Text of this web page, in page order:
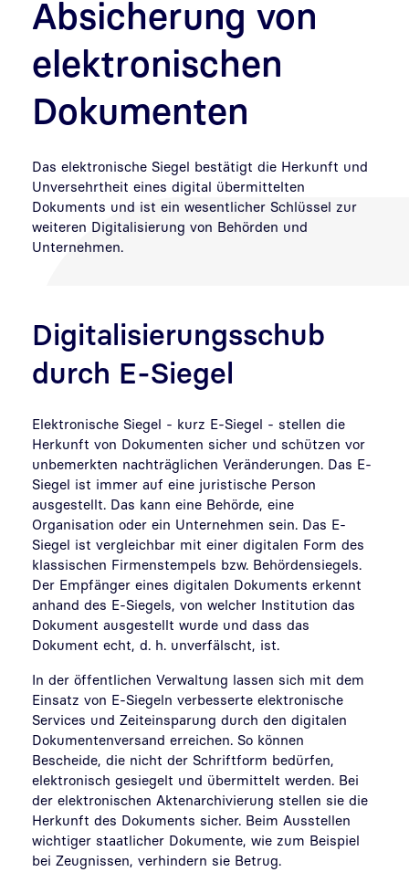
Absicherung von
elektronischen
Dokumenten
Das elektronische Siegel bestätigt die Herkunft und
Unversehrtheit eines digital übermittelten
Dokuments und ist ein wesentlicher Schlüssel zur
weiteren Digitalisierung von Behörden und
Unternehmen.
Digitalisierungsschub
durch E-Siegel
Elektronische Siegel - kurz E-Siegel - stellen die
Herkunft von Dokumenten sicher und schützen vor
unbemerkten nachträglichen Veränderungen. Das E-
Siegel ist immer auf eine juristische Person
ausgestellt. Das kann eine Behörde, eine
Organisation oder ein Unternehmen sein. Das E-
Siegel ist vergleichbar mit einer digitalen Form des
klassischen Firmenstempels bzw. Behördensiegels.
Der Empfänger eines digitalen Dokuments erkennt
anhand des E-Siegels, von welcher Institution das
Dokument ausgestellt wurde und dass das
Dokument echt, d. h. unverfälscht, ist.
In der öffentlichen Verwaltung lassen sich mit dem
Einsatz von E-Siegeln verbesserte elektronische
Services und Zeiteinsparung durch den digitalen
Dokumentenversand erreichen. So können
Bescheide, die nicht der Schriftform bedürfen,
elektronisch gesiegelt und übermittelt werden. Bei
der elektronischen Aktenarchivierung stellen sie die
Herkunft des Dokuments sicher. Beim Ausstellen
wichtiger staatlicher Dokumente, wie zum Beispiel
bei Zeugnissen, verhindern sie Betrug.